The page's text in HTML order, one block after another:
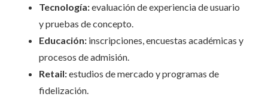
Tecnología:evaluación de experiencia de usuario
y pruebas de concepto.
Educación: inscripciones, encuestas académicas y
procesos de admisión.
Retail:estudios de mercado y programas de
fidelización.